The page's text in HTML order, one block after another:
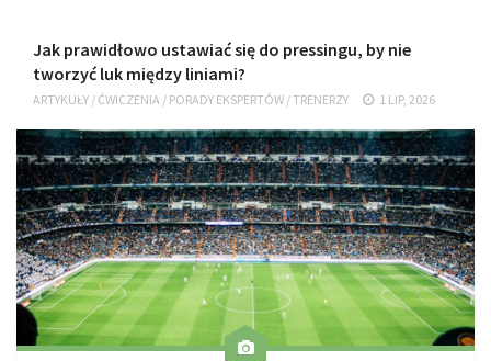
Program przygotowania fizycznego
Program treningu siłowego
Program treningu biegowego
Sklep
Edukacja
Plany treningowe
Aplikacja Pro Training
Sprzęt treningowy
Kontakt
Jak prawidłowo ustawiać się do pressingu, by nie
tworzyć luk między liniami?
ARTYKUŁY / ĆWICZENIA / PORADY EKSPERTÓW /TRENERZY 1 LIP, 2026